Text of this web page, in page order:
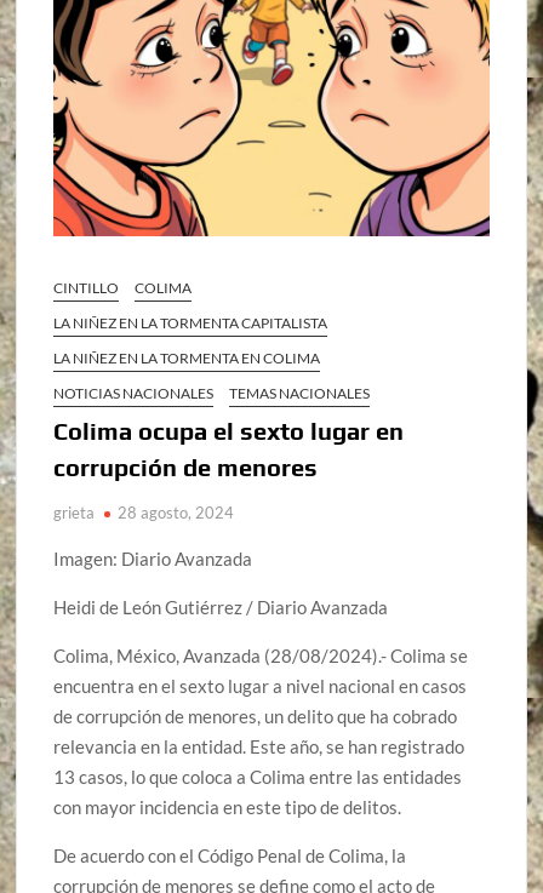
CINTILLO
COLIMA
LA NIÑEZ EN LA TORMENTA CAPITALISTA
LA NIÑEZ EN LA TORMENTA EN COLIMA
NOTICIAS NACIONALES
TEMAS NACIONALES
Colima ocupa el sexto lugar en
corrupción de menores
grieta 28 agosto, 2024
Imagen: Diario Avanzada
Heidi de León Gutiérrez / Diario Avanzada
Colima, México, Avanzada (28/08/2024).- Colima se
encuentra en el sexto lugar a nivel nacional en casos
de corrupción de menores, un delito que ha cobrado
relevancia en la entidad. Este año, se han registrado
13 casos, lo que coloca a Colima entre las entidades
con mayor incidencia en este tipo de delitos.
De acuerdo con el Código Penal de Colima, la
corrupción de menores se define como el acto de